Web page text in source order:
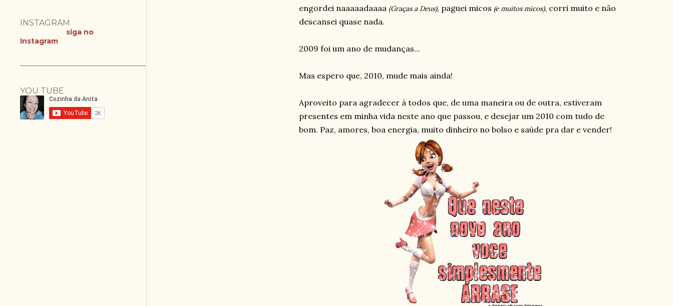
engordei naaaaadaaaa (Graças a Deus), paguei micos (e muitos micos), corri muito e não
descansei quase nada.
2009 foi um ano de mudanças...
Mas espero que, 2010, mude mais ainda!
Aproveito para agradecer à todos que, de uma maneira ou de outra, estiveram
presentes em minha vida neste ano que passou, e desejar um 2010 com tudo de
bom. Paz, amores, boa energia, muito dinheiro no bolso e saúde pra dar e vender!
INSTAGRAM
siga no
Instagram
YOU TUBE